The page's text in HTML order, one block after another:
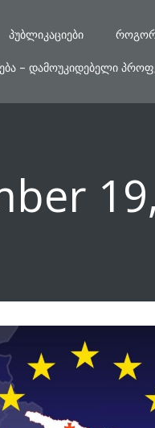
ᲞᲣᲑᲚᲘᲙᲐᲪᲘᲔᲑᲘ ᲠᲝᲒᲝᲠ
– ᲓᲐᲛᲝᲣᲙᲘᲓᲔᲑᲔᲚᲘ